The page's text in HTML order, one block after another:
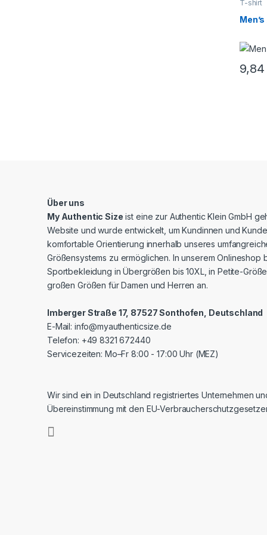
T-shirt
Über uns
My Authentic Size ist eine zur Authentic Klein GmbH
Website und wurde entwickelt, um Kundinnen und
komfortable Orientierung innerhalb unseres
Größensystems zu ermöglichen. In unserem Onlineshop
Sportbekleidung in Übergrößen bis 10XL, in Petite-
großen Größen für Damen und Herren an.
Imberger Straße 17, 87527 Sonthofen, Deutschland
E-Mail: info@myauthenticsize.de
Telefon: +49 8321 672440
Servicezeiten: Mo–Fr 8:00 - 17:00 Uhr (MEZ)
Wir sind ein in Deutschland registriertes Unternehmen
Übereinstimmung mit den EU-